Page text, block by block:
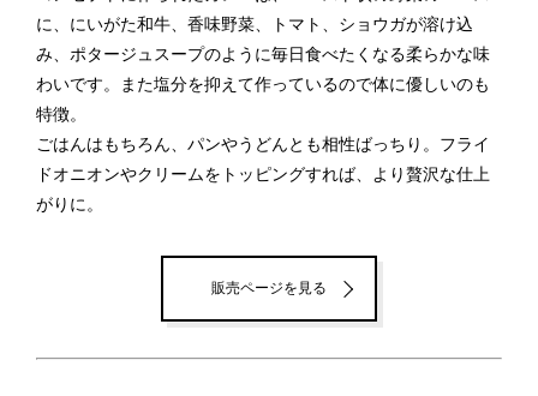
に、にいがた和牛、香味野菜、トマト、ショウガが溶け込
み、ポタージュスープのように毎日食べたくなる柔らかな味
わいです。また塩分を抑えて作っているので体に優しいのも
特徴。
ごはんはもちろん、パンやうどんとも相性ばっちり。フライ
ドオニオンやクリームをトッピングすれば、より贅沢な仕上
がりに。
販売ページを見る